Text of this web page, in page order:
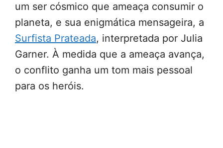
um ser cósmico que ameaça consumir o
planeta, e sua enigmática mensageira, a
Surfista Prateada, interpretada por Julia
Garner. À medida que a ameaça avança,
o conflito ganha um tom mais pessoal
para os heróis.